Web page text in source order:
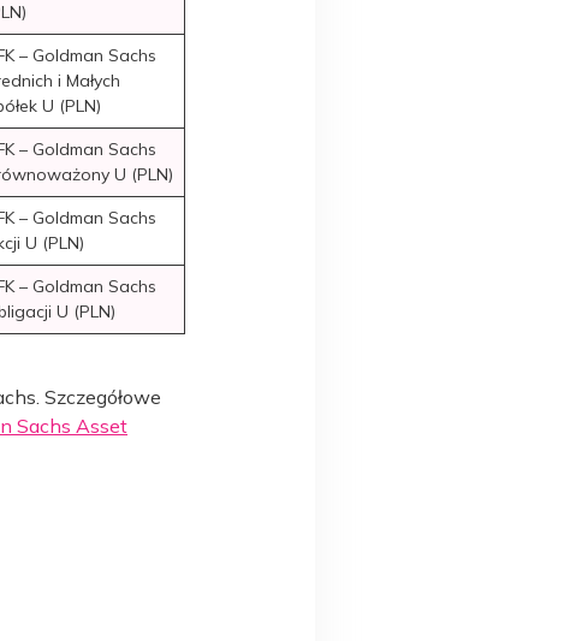
– Goldman Sachs
i Małych
U (PLN)
– Goldman Sachs
U (PLN)
– Goldman Sachs
U (PLN)
– Goldman Sachs
U (PLN)
Szczegółowe
Sachs Asset